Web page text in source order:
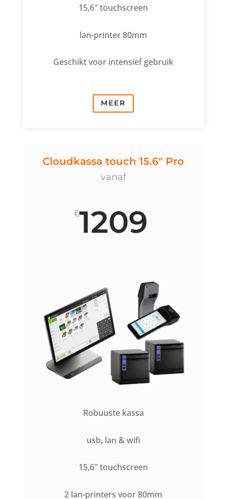
15,6″ touchscreen
lan-printer 80mm
Geschikt voor intensief gebruik
MEER
Cloudkassa touch 15.6" Pro
vanaf
€1209
Robuuste kassa
usb, lan & wifi
15,6″ touchscreen
2 lan-printers voor 80mm